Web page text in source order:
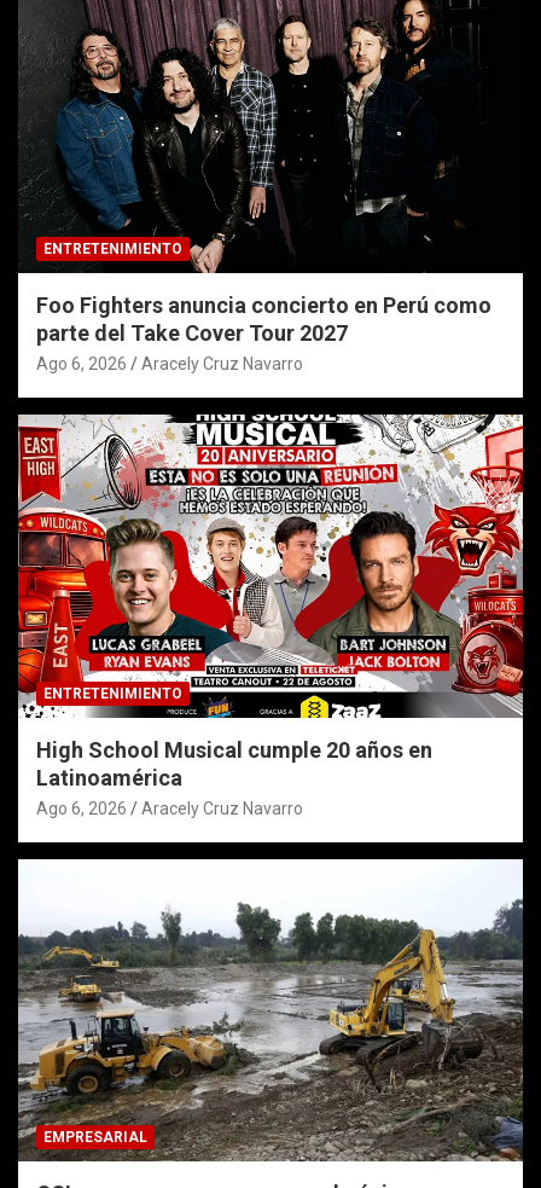
ENTRETENIMIENTO
Foo Fighters anuncia concierto en Perú como
parte del Take Cover Tour 2027
Ago 6, 2026 Aracely Cruz Navarro
ENTRETENIMIENTO
High School Musical cumple 20 años en
Latinoamérica
Ago 6, 2026 Aracely Cruz Navarro
EMPRESARIAL